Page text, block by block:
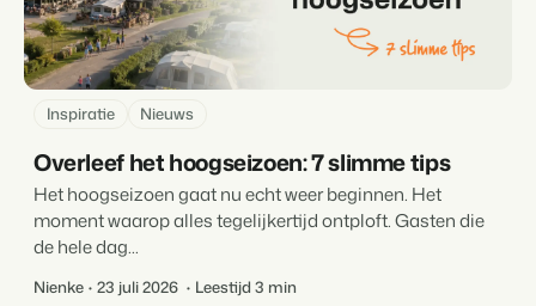
Inspiratie Nieuws
Overleef het hoogseizoen: 7 slimme tips
Het hoogseizoen gaat nu echt weer beginnen. Het
moment waarop alles tegelijkertijd ontploft. Gasten die
de hele dag...
Nienke 23 juli 2026 Leestijd 3 min